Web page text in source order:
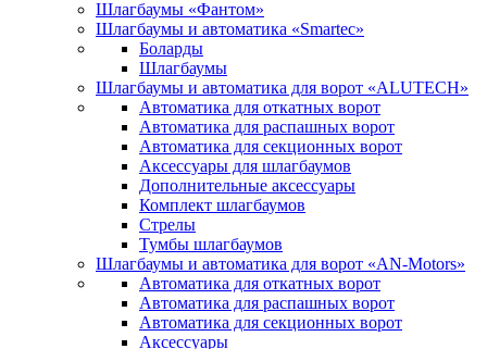
Шлагбаумы «Фантом»
Шлагбаумы и автоматика «Smartec»
Боларды
Шлагбаумы
Шлагбаумы и автоматика для ворот «ALUTECH»
Автоматика для откатных ворот
Автоматика для распашных ворот
Автоматика для секционных ворот
Аксессуары для шлагбаумов
Дополнительные аксессуары
Комплект шлагбаумов
Стрелы
Тумбы шлагбаумов
Шлагбаумы и автоматика для ворот «AN-Motors»
Автоматика для откатных ворот
Автоматика для распашных ворот
Автоматика для секционных ворот
Аксессуары